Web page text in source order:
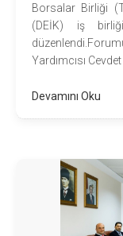
Borsalar Birliği
(DEİK) iş
Yardımcısı
Devamını Oku